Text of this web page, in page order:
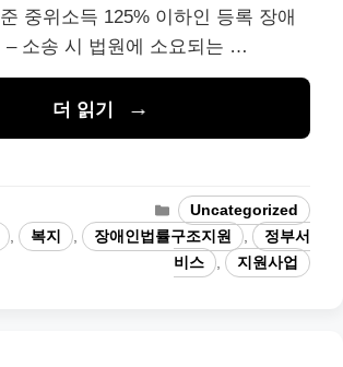
중위소득 125% 이하인 등록 장애
– 소송 시 법원에 소요되는 …
더 읽기
카
테
고
리
Uncategorized
, 복지 , 장애인법률구조지원 ,
정부서
비스
, 지원사업